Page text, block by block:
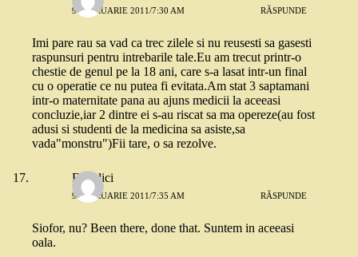
9 FEBRUARIE 2011/7:30 AM RĂSPUNDE
Imi pare rau sa vad ca trec zilele si nu reusesti sa gasesti
raspunsuri pentru intrebarile tale.Eu am trecut printr-o
chestie de genul pe la 18 ani, care s-a lasat intr-un final
cu o operatie ce nu putea fi evitata.Am stat 3 saptamani
intr-o maternitate pana au ajuns medicii la aceeasi
concluzie,iar 2 dintre ei s-au riscat sa ma opereze(au fost
adusi si studenti de la medicina sa asiste,sa
vada"monstru")Fii tare, o sa rezolve.
Fimolici
9 FEBRUARIE 2011/7:35 AM RĂSPUNDE
Siofor, nu? Been there, done that. Suntem in aceeasi
oala.